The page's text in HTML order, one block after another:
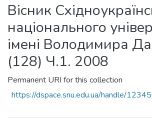
Вісник
національного
імені Володимира
(128) Ч.1. 2008
Permanent URI for this collection
https://dspace.snu.edu.ua/handle/